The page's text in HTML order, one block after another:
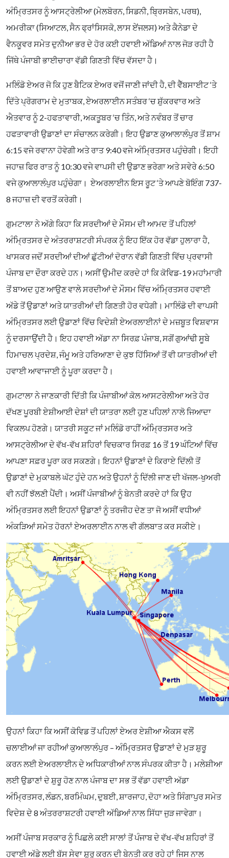
ਅੰਮ੍ਰਿਤਸਰ ਨੂੰ ਆਸਟ੍ਰੇਲੀਆ (ਮੇਲਬੋਰਨ, ਸਿਡਨੀ, ਬ੍ਰਿਸਬੇਨ, ਪਰਥ),
ਅਮਰੀਕਾ (ਸਿਆਟਲ, ਸੈਨ ਫ੍ਰਾਂਸਿਸਕੋ, ਲਾਸ ਏਂਜਲਸ) ਅਤੇ ਕੈਨੇਡਾ ਦੇ
ਵੈਨਕੂਵਰ ਸਮੇਤ ਦੁਨੀਆ ਭਰ ਦੇ ਹੋਰ ਕਈ ਹਵਾਈ ਅੱਡਿਆਂ ਨਾਲ ਜੋੜ ਰਹੀ ਹੈ
ਜਿੱਥੇ ਪੰਜਾਬੀ ਭਾਈਚਾਰਾ ਵੱਡੀ ਗਿਣਤੀ ਵਿੱਚ ਵੱਸਦਾ ਹੈ।
ਮਲਿੰਡੋ ਏਅਰ ਜੋ ਕਿ ਹੁਣ ਬੈਟਿਕ ਏਅਰ ਵਜੋਂ ਜਾਣੀ ਜਾਂਦੀ ਹੈ, ਦੀ ਵੈੱਬਸਾਈਟ ‘ਤੇ
ਦਿੱਤੇ ਪ੍ਰੋਗਰਾਮ ਦੇ ਮੁਤਾਬਕ, ਏਅਰਲਾਈਨ ਸਤੰਬਰ ‘ਚ ਸ਼ੁੱਕਰਵਾਰ ਅਤੇ
ਐਤਵਾਰ ਨੂੰ 2-ਹਫਤਾਵਾਰੀ, ਅਕਤੂਬਰ ‘ਚ ਤਿੰਨ, ਅਤੇ ਨਵੰਬਰ ਤੋਂ ਚਾਰ
ਹਫਤਾਵਾਰੀ ਉਡਾਣਾਂ ਦਾ ਸੰਚਾਲਨ ਕਰੇਗੀ। ਇਹ ਉਡਾਣ ਕੁਆਲਾਲੰਪੁਰ ਤੋਂ ਸ਼ਾਮ
6:15 ਵਜੇ ਰਵਾਨਾ ਹੋਵੇਗੀ ਅਤੇ ਰਾਤ 9:40 ਵਜੇ ਅੰਮ੍ਰਿਤਸਰ ਪਹੁੰਚੇਗੀ। ਇਹੀ
ਜਹਾਜ਼ ਫਿਰ ਰਾਤ ਨੂੰ 10:30 ਵਜੇ ਵਾਪਸੀ ਦੀ ਉਡਾਣ ਭਰੇਗਾ ਅਤੇ ਸਵੇਰੇ 6:50
ਵਜੇ ਕੁਆਲਾਲੰਪੁਰ ਪਹੁੰਚੇਗਾ। ਏਅਰਲਾਈਨ ਇਸ ਰੂਟ ‘ਤੇ ਆਪਣੇ ਬੋਇੰਗ 737-
8 ਜਹਾਜ਼ ਦੀ ਵਰਤੋਂ ਕਰੇਗੀ।
ਗੁਮਟਾਲਾ ਨੇ ਅੱਗੇ ਕਿਹਾ ਕਿ ਸਰਦੀਆਂ ਦੇ ਮੌਸਮ ਦੀ ਆਮਦ ਤੋਂ ਪਹਿਲਾਂ
ਅੰਮ੍ਰਿਤਸਰ ਦੇ ਅੰਤਰਰਾਸ਼ਟਰੀ ਸੰਪਰਕ ਨੂੰ ਇਹ ਇੱਕ ਹੋਰ ਵੱਡਾ ਹੁਲਾਰਾ ਹੈ,
ਖਾਸਕਰ ਜਦੋਂ ਸਰਦੀਆਂ ਦੀਆਂ ਛੁੱਟੀਆਂ ਦੋਰਾਨ ਵੱਡੀ ਗਿਣਤੀ ਵਿੱਚ ਪ੍ਰਵਾਸੀ
ਪੰਜਾਬ ਦਾ ਦੌਰਾ ਕਰਦੇ ਹਨ। ਅਸੀਂ ਉਮੀਦ ਕਰਦੇ ਹਾਂ ਕਿ ਕੋਵਿਡ-19 ਮਹਾਂਮਾਰੀ
ਤੋਂ ਬਾਅਦ ਹੁਣ ਆਉਣ ਵਾਲੇ ਸਰਦੀਆਂ ਦੇ ਮੌਸਮ ਵਿੱਚ ਅੰਮ੍ਰਿਤਸਰ ਹਵਾਈ
ਅੱਡੇ ਤੋਂ ਉਡਾਣਾਂ ਅਤੇ ਯਾਤਰੀਆਂ ਦੀ ਗਿਣਤੀ ਹੋਰ ਵਧੇਗੀ। ਮਾਲਿੰਡੋ ਦੀ ਵਾਪਸੀ
ਅੰਮ੍ਰਿਤਸਰ ਲਈ ਉਡਾਣਾਂ ਵਿੱਚ ਵਿਦੇਸ਼ੀ ਏਅਰਲਾਈਨਾਂ ਦੇ ਮਜ਼ਬੂਤ ਵਿਸ਼ਵਾਸ
ਨੂੰ ਦਰਸਾਉਂਦੀ ਹੈ। ਇਹ ਹਵਾਈ ਅੱਡਾ ਨਾ ਸਿਰਫ਼ ਪੰਜਾਬ, ਸਗੋਂ ਗੁਆਂਢੀ ਸੂਬੇ
ਹਿਮਾਚਲ ਪ੍ਰਦੇਸ਼, ਜੰਮੂ ਅਤੇ ਹਰਿਆਣਾ ਦੇ ਕੁਝ ਹਿੱਸਿਆਂ ਤੋਂ ਵੀ ਯਾਤਰੀਆਂ ਦੀ
ਹਵਾਈ ਆਵਾਜਾਈ ਨੂੰ ਪੂਰਾ ਕਰਦਾ ਹੈ।
ਗੁਮਟਾਲਾ ਨੇ ਜਾਣਕਾਰੀ ਦਿੱਤੀ ਕਿ ਪੰਜਾਬੀਆਂ ਕੋਲ ਆਸਟਰੇਲੀਆ ਅਤੇ ਹੋਰ
ਦੱਖਣ ਪੂਰਬੀ ਏਸ਼ੀਆਈ ਦੇਸ਼ਾਂ ਦੀ ਯਾਤਰਾ ਲਈ ਹੁਣ ਪਹਿਲਾਂ ਨਾਲੋ ਜਿਆਦਾ
ਵਿਕਲਪ ਹੋਣਗੇ। ਯਾਤਰੀ ਸਕੂਟ ਜਾਂ ਮਲਿੰਡੋ ਰਾਹੀਂ ਅੰਮ੍ਰਿਤਸਰ ਅਤੇ
ਆਸਟ੍ਰੇਲੀਆ ਦੇ ਵੱਖ-ਵੱਖ ਸ਼ਹਿਰਾਂ ਵਿਚਕਾਰ ਸਿਰਫ਼ 16 ਤੋਂ 19 ਘੰਟਿਆਂ ਵਿੱਚ
ਆਪਣਾ ਸਫ਼ਰ ਪੂਰਾ ਕਰ ਸਕਣਗੇ। ਇਹਨਾਂ ਉਡਾਣਾਂ ਦੇ ਕਿਰਾਏ ਦਿੱਲੀ ਤੋਂ
ਉਡਾਣਾਂ ਦੇ ਮੁਕਾਬਲੇ ਘੱਟ ਹੁੰਦੇ ਹਨ ਅਤੇ ਉਹਨਾਂ ਨੂੰ ਦਿੱਲੀ ਜਾਣ ਦੀ ਖੱਜਲ-ਖੁਅਰੀ
ਵੀ ਨਹੀਂ ਝੱਲਣੀ ਪੈਂਦੀ। ਅਸੀਂ ਪੰਜਾਬੀਆਂ ਨੂੰ ਬੇਨਤੀ ਕਰਦੇ ਹਾਂ ਕਿ ਉਹ
ਅੰਮ੍ਰਿਤਸਰ ਲਈ ਇਹਨਾਂ ਉਡਾਣਾਂ ਨੂੰ ਤਰਜੀਹ ਦੇਣ ਤਾ ਜੋ ਅਸੀਂ ਵਧੀਆਂ
ਅੰਕੜਿਆਂ ਸਮੇਤ ਹੋਰਨਾਂ ਏਅਰਲਾਈਨ ਨਾਲ ਵੀ ਗੱਲਬਾਤ ਕਰ ਸਕੀਏ।
ਉਹਨਾਂ ਕਿਹਾ ਕਿ ਅਸੀਂ ਕੋਵਿਡ ਤੋਂ ਪਹਿਲਾਂ ਏਅਰ ਏਸ਼ੀਆ ਐਕਸ ਵਲੌਂ
ਚਲਾਈਆਂ ਜਾ ਰਹੀਆਂ ਕੁਆਲਾਲੰਪੁਰ – ਅੰਮ੍ਰਿਤਸਰ ਉਡਾਣਾਂ ਦੇ ਮੁੜ ਸ਼ੁਰੂ
ਕਰਨ ਲਈ ਏਅਰਲਾਈਨ ਦੇ ਅਧਿਕਾਰੀਆਂ ਨਾਲ ਸੰਪਰਕ ਕੀਤਾ ਹੈ। ਮਲੇਸ਼ੀਆ
ਲਈ ਉਡਾਣਾਂ ਦੇ ਸ਼ੁਰੂ ਹੋਣ ਨਾਲ ਪੰਜਾਬ ਦਾ ਸਭ ਤੋਂ ਵੱਡਾ ਹਵਾਈ ਅੱਡਾ
ਅੰਮ੍ਰਿਤਸਰ, ਲੰਡਨ, ਬਰਮਿੰਘਮ, ਦੁਬਈ, ਸ਼ਾਰਜਾਹ, ਦੋਹਾ ਅਤੇ ਸਿੰਗਾਪੁਰ ਸਮੇਤ
ਵਿਦੇਸ਼ ਦੇ 8 ਅੰਤਰਰਾਸ਼ਟਰੀ ਹਵਾਈ ਅੱਡਿਆਂ ਨਾਲ ਸਿੱਧਾ ਜੁੜ ਜਾਵੇਗਾ।
ਅਸੀਂ ਪੰਜਾਬ ਸਰਕਾਰ ਨੂੰ ਪਿਛਲੇ ਕਈ ਸਾਲਾਂ ਤੋਂ ਪੰਜਾਬ ਦੇ ਵੱਖ-ਵੱਖ ਸ਼ਹਿਰਾਂ ਤੋਂ
ਹਵਾਈ ਅੱਡੇ ਲਈ ਬੱਸ ਸੇਵਾ ਸ਼ੁਰੂ ਕਰਨ ਦੀ ਬੇਨਤੀ ਕਰ ਰਹੇ ਹਾਂ ਜਿਸ ਨਾਲ